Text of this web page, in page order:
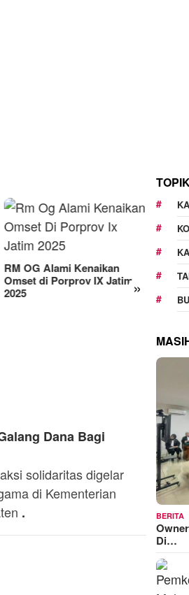
»
Manjakan Pelanggan,
Dana Bagi
solidaritas digelar
di Kementerian
. BERITA
Di…